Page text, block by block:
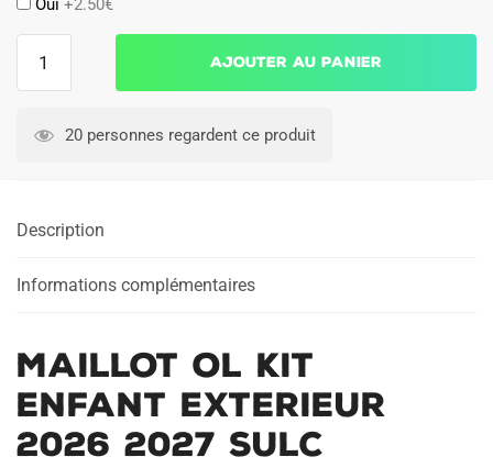
Oui +2.50€
2026
Sulc
Ajouter au panier
20 personnes regardent ce produit
Description
Informations complémentaires
Maillot OL Kit
Enfant Exterieur
2026 2027 Sulc